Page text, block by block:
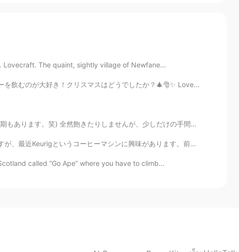
2020.11.19 12:44
2020.11.19 12:43
Lovecraft. The quaint, sightly village of Newfane...
リスマスはどうでしたか？🎄🎅✨ Love to drink hot Cinnamon water, while listenin...
しだけの手間でもっと美味しくパスタ料理を作れます！休日とか、料理したい気分のときにぴったり〜 今回紹...
あります。前に持ちましたがその時あまり好きじゃなかったです。でも今レッスンの前にお茶を早く淹れたいで...
called “Go Ape” where you have to climb...